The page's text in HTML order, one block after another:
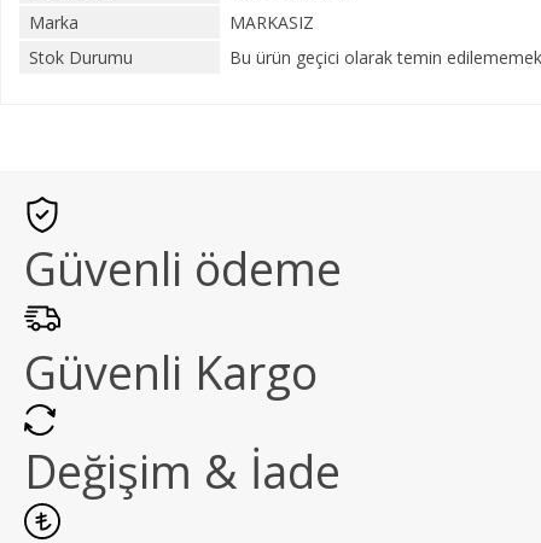
Marka
MARKASIZ
Stok Durumu
Bu ürün geçici olarak temin
Güvenli ödeme
Güvenli Kargo
Değişim & İade